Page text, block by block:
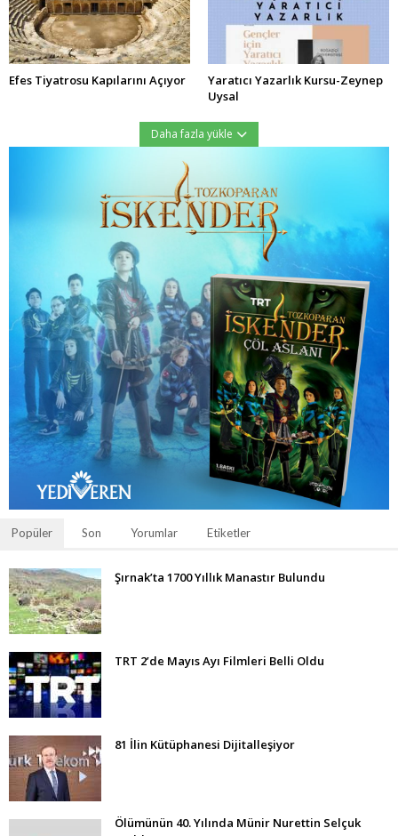
Efes Tiyatrosu Kapılarını Açıyor
Yaratıcı Yazarlık Kursu-Zeynep
Uysal
Daha fazla yükle
Popüler Son Yorumlar Etiketler
Şırnak’ta 1700 Yıllık Manastır Bulundu
TRT 2’de Mayıs Ayı Filmleri Belli Oldu
81 İlin Kütüphanesi Dijitalleşiyor
Ölümünün 40. Yılında Münir Nurettin Selçuk